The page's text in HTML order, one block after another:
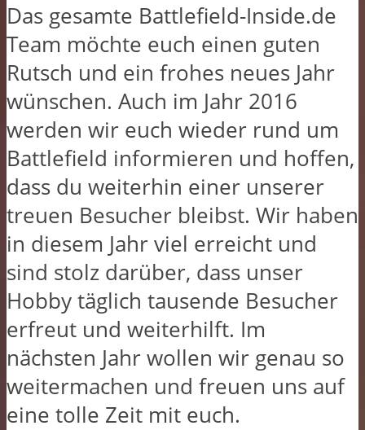
Das gesamte Battlefield-Inside.de
Team möchte euch einen guten
Rutsch und ein frohes neues Jahr
wünschen. Auch im Jahr 2016
werden wir euch wieder rund um
Battlefield informieren und hoffen,
dass du weiterhin einer unserer
treuen Besucher bleibst. Wir haben
in diesem Jahr viel erreicht und
sind stolz darüber, dass unser
Hobby täglich tausende Besucher
erfreut und weiterhilft. Im
nächsten Jahr wollen wir genau so
weitermachen und freuen uns auf
eine tolle Zeit mit euch.